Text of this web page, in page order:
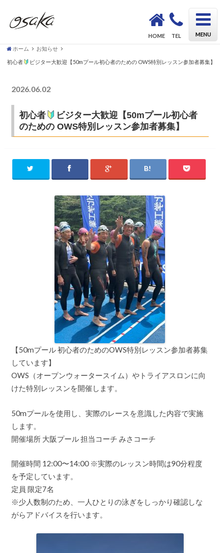
HOME TEL MENU
ホーム お知らせ
初心者 ビジター大歓迎【50mプール初心者のための OWS特別レッスン参加者募集】
2026.06.02
初心者
ビジター大歓迎【50mプール初心者
のための OWS特別レッスン参加者募集】
【50mプール 初心者のためのOWS特別レッスン参加者募集
しています】
OWS（オープンウォータースイム）やトライアスロンに向
けた特別レッスンを開催します。
50mプールを使用し、実際のレースを意識した内容で実施
します。
開催場所 大阪プール 担当コーチ みさコーチ
開催時間 12:00〜14:00 ※実際のレッスン時間は90分程度
を予定しています。
定員 限定7名
※少人数制のため、一人ひとりの泳ぎをしっかり確認しな
がらアドバイスを行います。